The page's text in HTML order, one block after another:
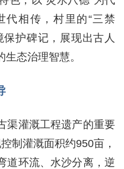
代相传，村里的“三禁
护碑记，展现出古人
态治理智慧。
渠灌溉工程遗产的重要
制灌溉面积约950亩，
道环流、水沙分离，逆